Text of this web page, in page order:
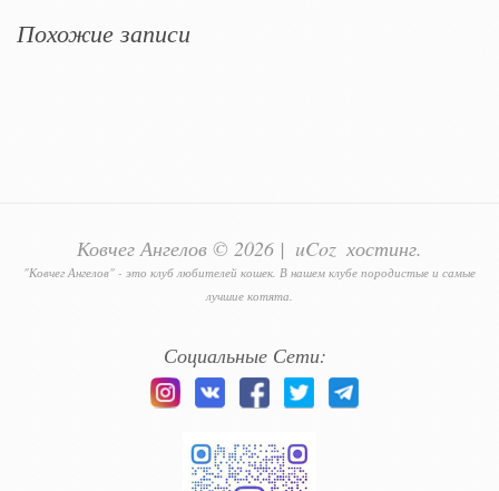
Похожие записи
Ковчег Ангелов © 2026 | uCoz хостинг.
"Ковчег Ангелов" - это клуб любителей кошек. В нашем клубе породистые и самые
лучшие котята.
Социальные Сети: